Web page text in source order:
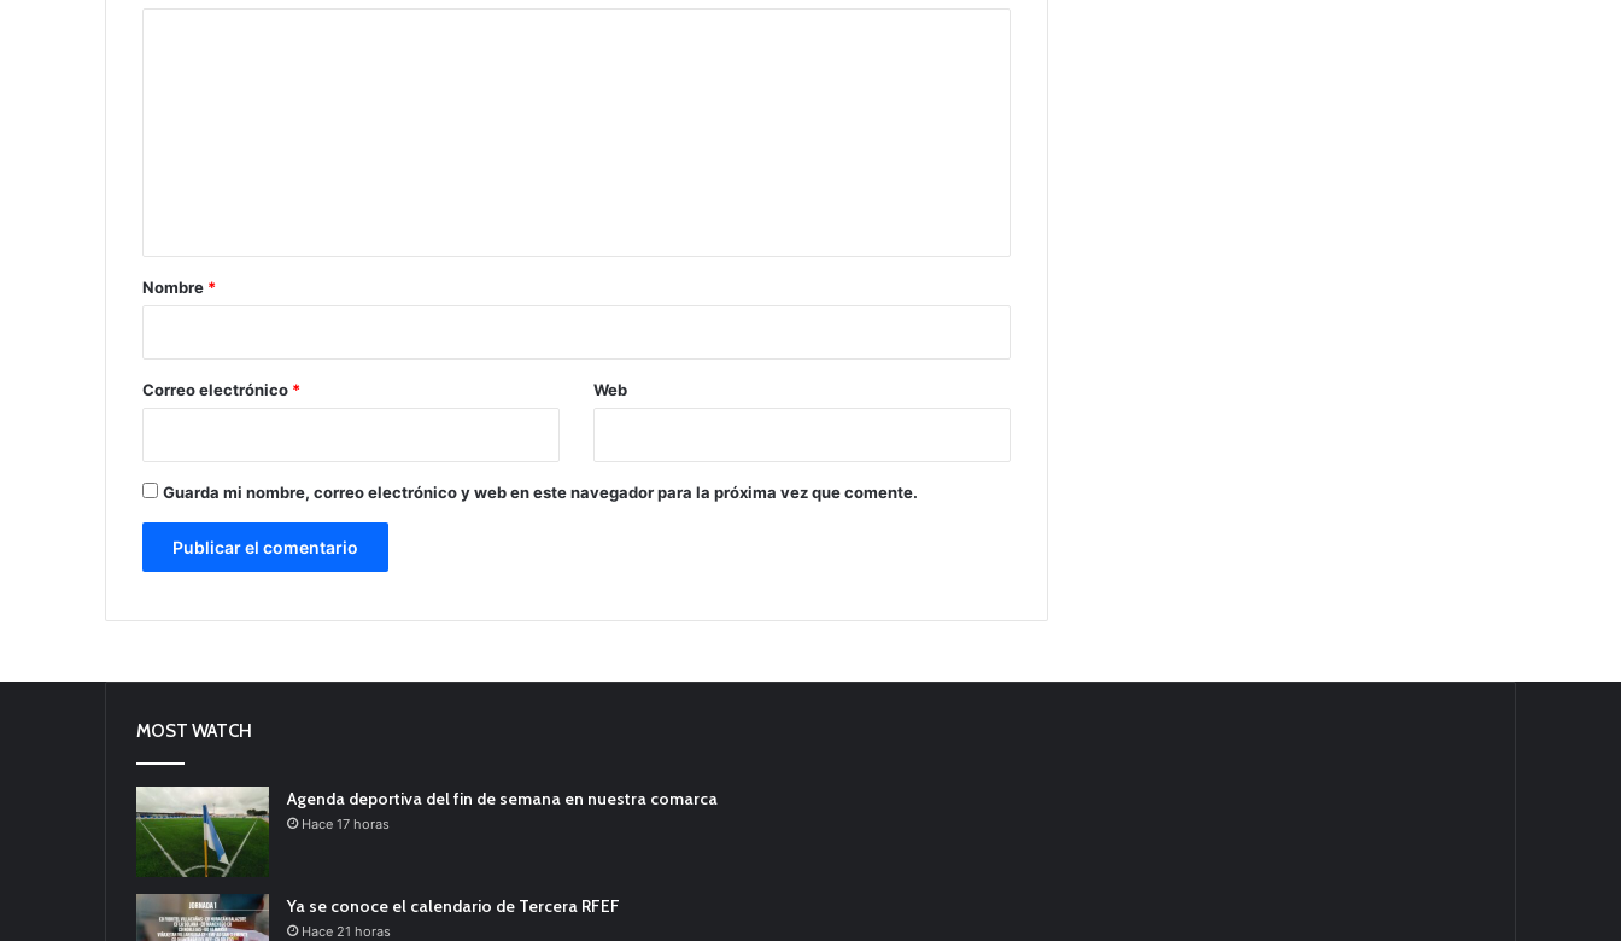
r
*
Nombre *
Correo electrónico * Web
Guarda mi nombre, correo electrónico y web en este navegador para la próxima vez que comente.
MOST WATCH
Agenda deportiva del fin de semana en nuestra comarca
Hace 17 horas
Ya se conoce el calendario de Tercera RFEF
Hace 21 horas